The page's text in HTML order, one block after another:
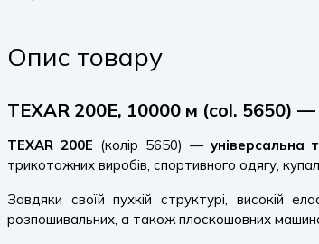
Опис товару
TEXAR 200E, 10000 м (col. 5650) —
TEXAR 200E (колір 5650) — універсальна
трикотажних виробів, спортивного одягу,
Завдяки своїй пухкій структурі, високій
розпошивальних, а також плоскошовних